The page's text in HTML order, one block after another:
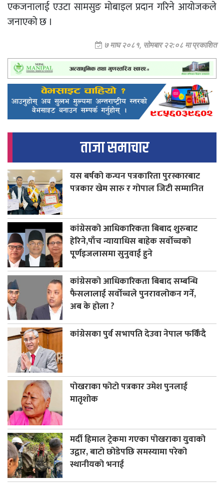
एकजनालाई एउटा सामसुङ मोबाइल प्रदान गरिने आयोजकले
जनाएको छ ।
७ माघ २०८१, सोमबार २२:०८ मा प्रकाशित
ताजा समाचार
यस बर्षको कन्चन पत्रकारिता पुरस्कारबाट
पत्रकार खेम सारु र गोपाल जिटी सम्मानित
कांग्रेसको आधिकारिकता बिबाद शुरुबाट
हेरिने,पाँच न्यायाधिस बाहेक सर्वोच्चको
पूर्णइजलासमा सुनुवाई हुने
कांग्रेसको आधिकारिकता बिबाद सम्बन्धि
फैसलालाई सर्वोच्चले पुनरावलोकन गर्ने,
अब के होला ?
कांग्रेसका पुर्व सभापति देउवा नेपाल फर्किंदै
पोखराका फोटो पत्रकार उमेश पुनलाई
मातृशोक
मर्दी हिमाल ट्रेकमा गएका पोखराका युवाको
उद्वार, बाटो छोडेपछि समस्यामा परेको
स्थानीयको भनाई